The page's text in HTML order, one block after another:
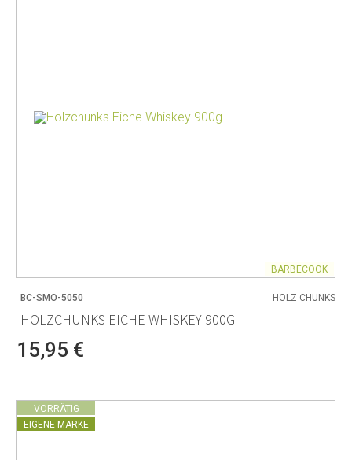
BARBECOOK
BC-SMO-5050 HOLZ CHUNKS
HOLZCHUNKS EICHE WHISKEY 900G
15,95 €
VORRÄTIG
EIGENE MARKE